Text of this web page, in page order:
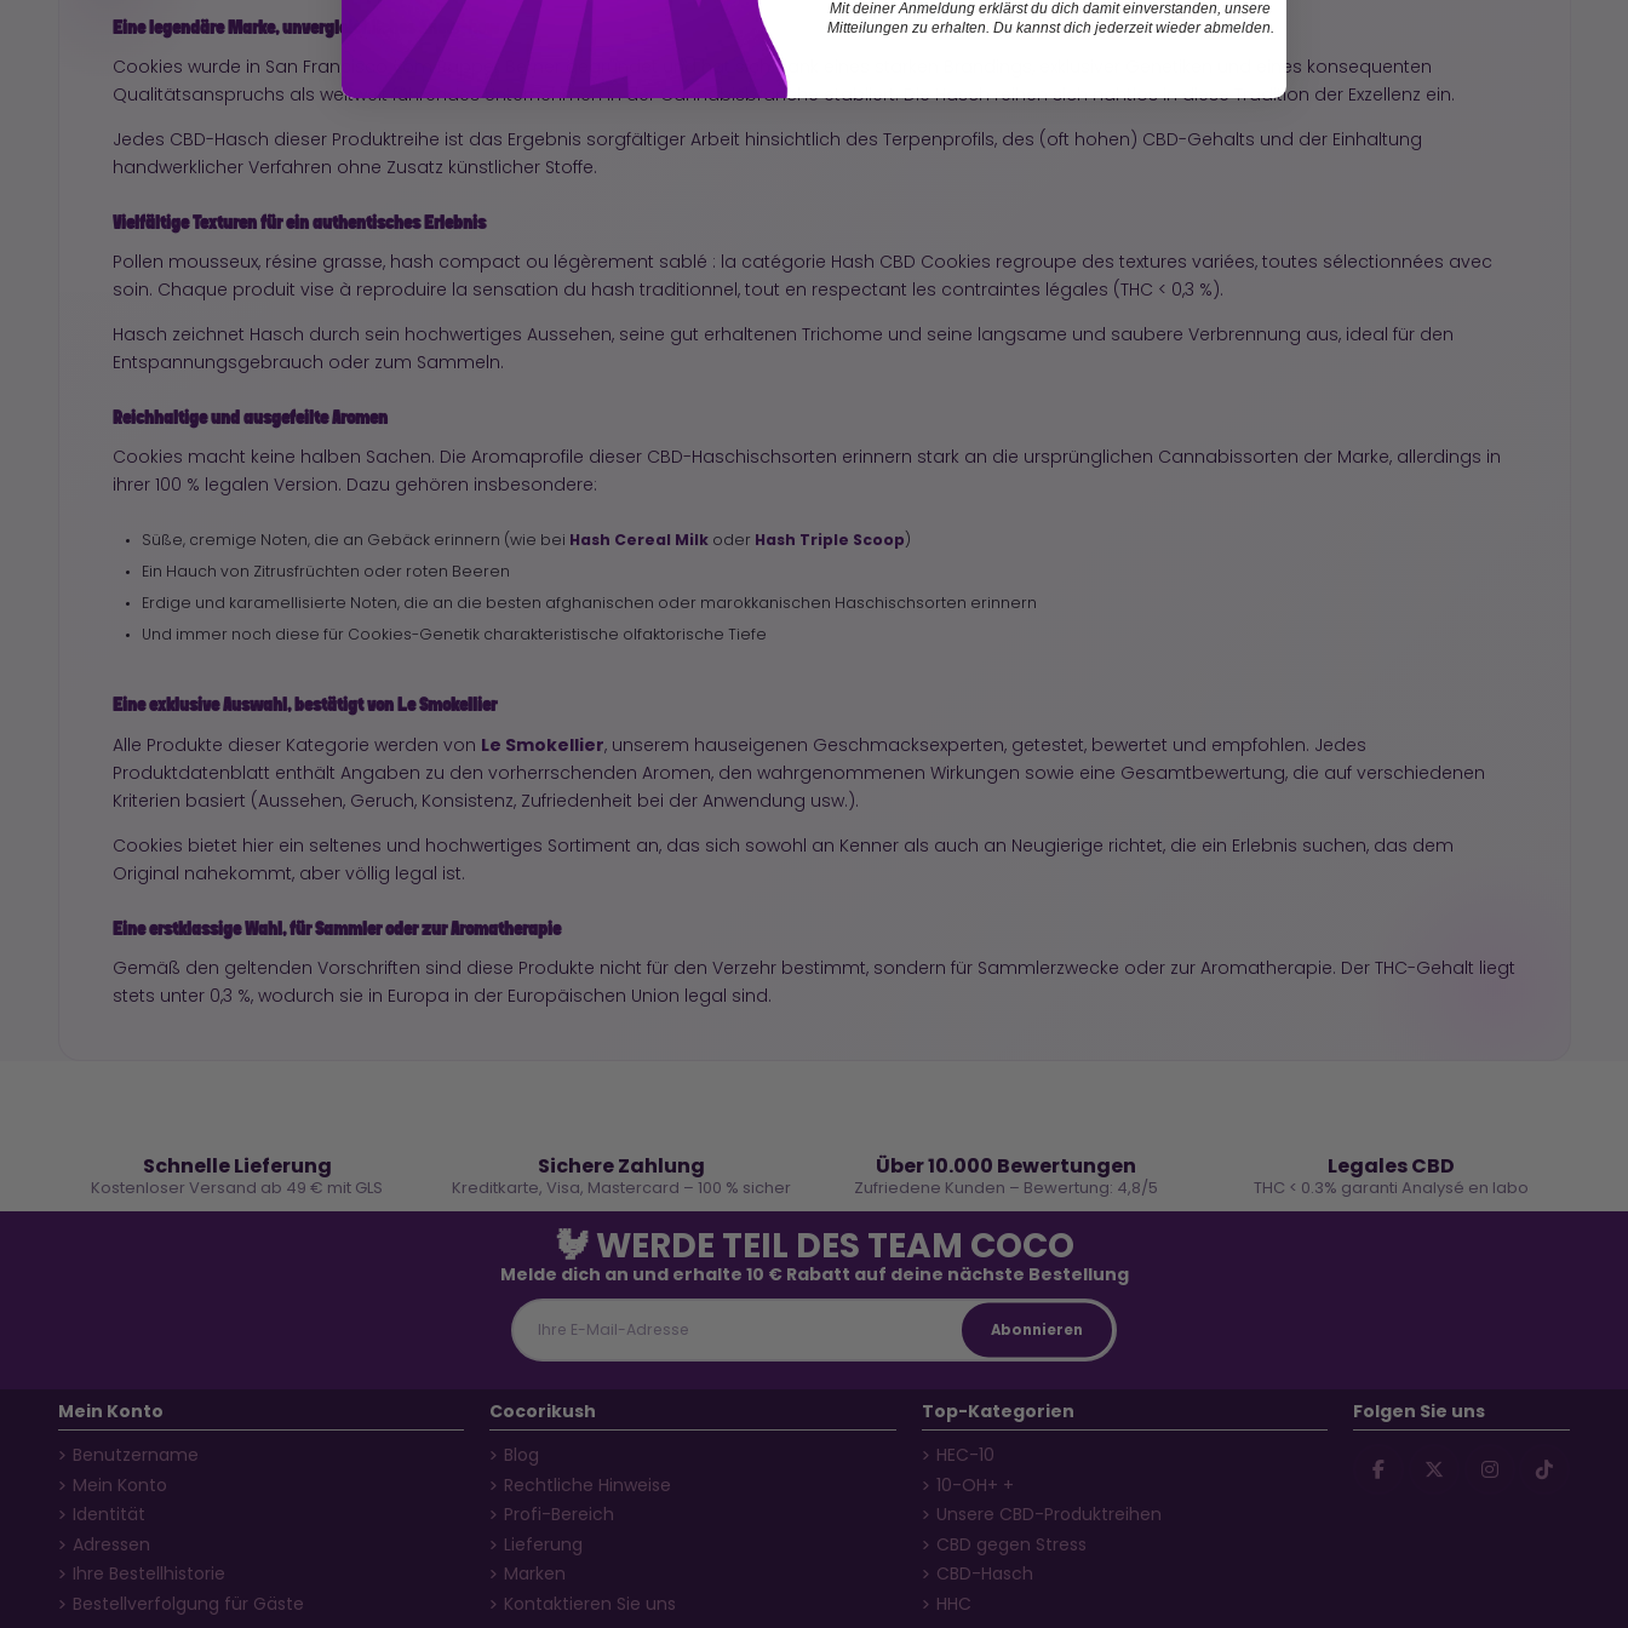
Eine legendäre Marke, unvergleichliches Know-how
Cookies wurde in San Francisco vom Rapper Berner gegründet und hat sich dank eines starken Brandings, exklusiver Genetiken und eines konsequenten
Qualitätsanspruchs als weltweit führendes Unternehmen in der Cannabisbranche etabliert. Die Hasch reihen sich nahtlos in diese Tradition der Exzellenz ein.
Jedes CBD-Hasch dieser Produktreihe ist das Ergebnis sorgfältiger Arbeit hinsichtlich des Terpenprofils, des (oft hohen) CBD-Gehalts und der Einhaltung
handwerklicher Verfahren ohne Zusatz künstlicher Stoffe.
Vielfältige Texturen für ein authentisches Erlebnis
Pollen mousseux, résine grasse, hash compact ou légèrement sablé : la catégorie Hash CBD Cookies regroupe des textures variées, toutes sélectionnées avec
soin. Chaque produit vise à reproduire la sensation du hash traditionnel, tout en respectant les contraintes légales (THC < 0,3 %).
Hasch zeichnet Hasch durch sein hochwertiges Aussehen, seine gut erhaltenen Trichome und seine langsame und saubere Verbrennung aus, ideal für den
Entspannungsgebrauch oder zum Sammeln.
Reichhaltige und ausgefeilte Aromen
Cookies macht keine halben Sachen. Die Aromaprofile dieser CBD-Haschischsorten erinnern stark an die ursprünglichen Cannabissorten der Marke, allerdings in
ihrer 100 % legalen Version. Dazu gehören insbesondere:
Süße, cremige Noten, die an Gebäck erinnern (wie bei Hash Cereal Milkoder Hash Triple Scoop )
Ein Hauch von Zitrusfrüchten oder roten Beeren
Erdige und karamellisierte Noten, die an die besten afghanischen oder marokkanischen Haschischsorten erinnern
Und immer noch diese für Cookies-Genetik charakteristische olfaktorische Tiefe
Eine exklusive Auswahl, bestätigt von Le Smokellier
Alle Produkte dieser Kategorie werden von Le Smokellier, unserem hauseigenen Geschmacksexperten, getestet, bewertet und empfohlen. Jedes
Produktdatenblatt enthält Angaben zu den vorherrschenden Aromen, den wahrgenommenen Wirkungen sowie eine Gesamtbewertung, die auf verschiedenen
Kriterien basiert (Aussehen, Geruch, Konsistenz, Zufriedenheit bei der Anwendung usw.).
Cookies bietet hier ein seltenes und hochwertiges Sortiment an, das sich sowohl an Kenner als auch an Neugierige richtet, die ein Erlebnis suchen, das dem
Original nahekommt, aber völlig legal ist.
Eine erstklassige Wahl, für Sammler oder zur Aromatherapie
Gemäß den geltenden Vorschriften sind diese Produkte nicht für den Verzehr bestimmt, sondern für Sammlerzwecke oder zur Aromatherapie. Der THC-Gehalt liegt
stets unter 0,3 %, wodurch sie in Europa in der Europäischen Union legal sind.
Schnelle Lieferung
Kostenloser Versand ab 49 € mit GLS
Sichere Zahlung
Kreditkarte, Visa, Mastercard – 100 % sicher
Über 10.000 Bewertungen
Zufriedene Kunden – Bewertung: 4,8/5
Legales CBD
THC < 0.3% garanti Analysé en labo
🐓 WERDE TEIL DES TEAM COCO
Melde dich an und erhalte 10 € Rabatt auf deine nächste Bestellung
Mein Konto
Benutzername
Mein Konto
Identität
Adressen
Ihre Bestellhistorie
Bestellverfolgung für Gäste
Cocorikush
Blog
Rechtliche Hinweise
Profi-Bereich
Lieferung
Marken
Kontaktieren Sie uns
Top-Kategorien
HEC-10
10-OH+ +
Unsere CBD-Produktreihen
CBD gegen Stress
CBD-Hasch
HHC
Folgen Sie uns
Mit deiner Anmeldung erklärst du dich damit einverstanden, unsere
Mitteilungen zu erhalten. Du kannst dich jederzeit wieder abmelden.